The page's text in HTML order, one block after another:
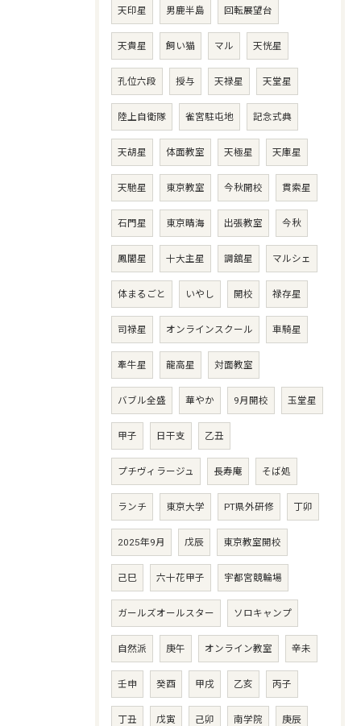
天印星 男鹿半島 回転展望台
天貴星 飼い猫 マル 天恍星
孔位六段 授与 天禄星 天堂星
陸上自衛隊 雀宮駐屯地 記念式典
天胡星 体面教室 天極星 天庫星
天馳星 東京教室 今秋開校 貫索星
石門星 東京晴海 出張教室 今秋
鳳閣星 十大主星 調舘星 マルシェ
体まるごと いやし 開校 禄存星
司禄星 オンラインスクール 車騎星
牽牛星 龍高星 対面教室
バブル全盛 華やか 9月開校 玉堂星
甲子 日干支 乙丑
プチヴィラージュ 長寿庵 そば処
ランチ 東京大学 PT県外研修 丁卯
2025年9月 戊辰 東京教室開校
己巳 六十花甲子 宇都宮競輪場
ガールズオールスター ソロキャンプ
自然派 庚午 オンライン教室 辛未
壬申 癸酉 甲戌 乙亥 丙子
丁丑 戊寅 己卯 南学院 庚辰